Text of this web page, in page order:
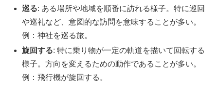
巡る: ある場所や地域を順番に訪れる様子。特に巡回
や巡礼など、意図的な訪問を意味することが多い。
例：神社を巡る旅。
旋回する: 特に乗り物が一定の軌道を描いて回転する
様子。方向を変えるための動作であることが多い。
例：飛行機が旋回する。